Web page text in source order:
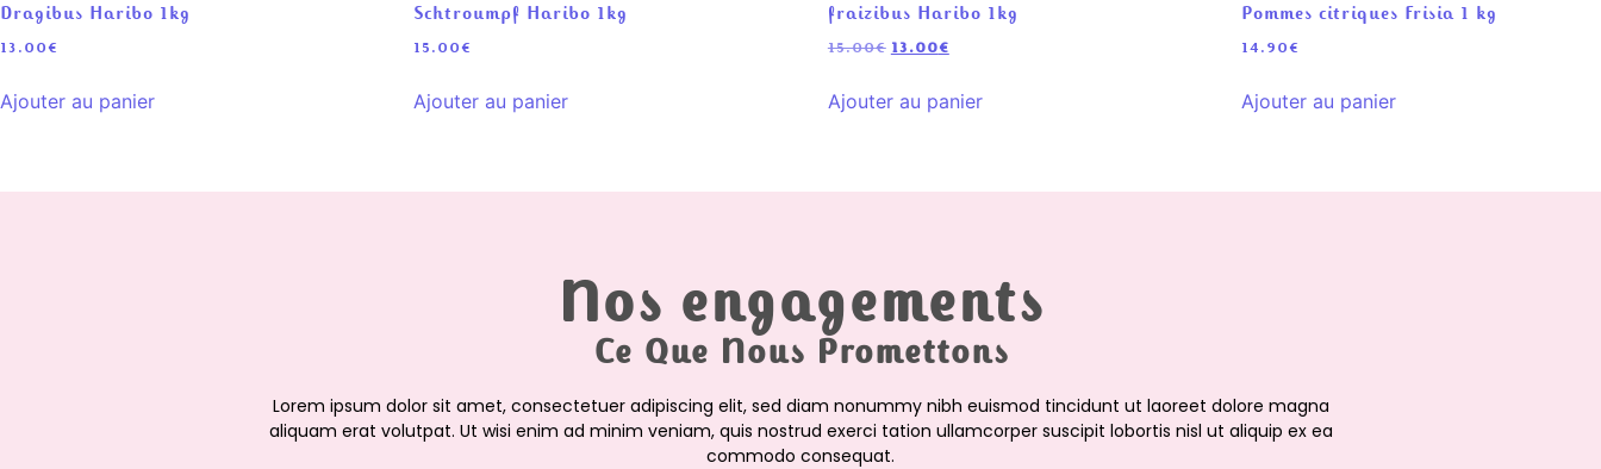
Dragibus Haribo 1kg
13.00€
Ajouter au panier
Schtroumpf Haribo 1kg
15.00€
Ajouter au panier
fraizibus Haribo 1kg
15.00€ 13.00€
Ajouter au panier
Pommes citriques Frisia 1 kg
14.90€
Ajouter au panier
Nos engagements
Ce Que Nous Promettons
Lorem ipsum dolor sit amet, consectetuer adipiscing elit, sed diam nonummy nibh euismod tincidunt ut laoreet dolore magna
aliquam erat volutpat. Ut wisi enim ad minim veniam, quis nostrud exerci tation ullamcorper suscipit lobortis nisl ut aliquip ex ea
commodo consequat.